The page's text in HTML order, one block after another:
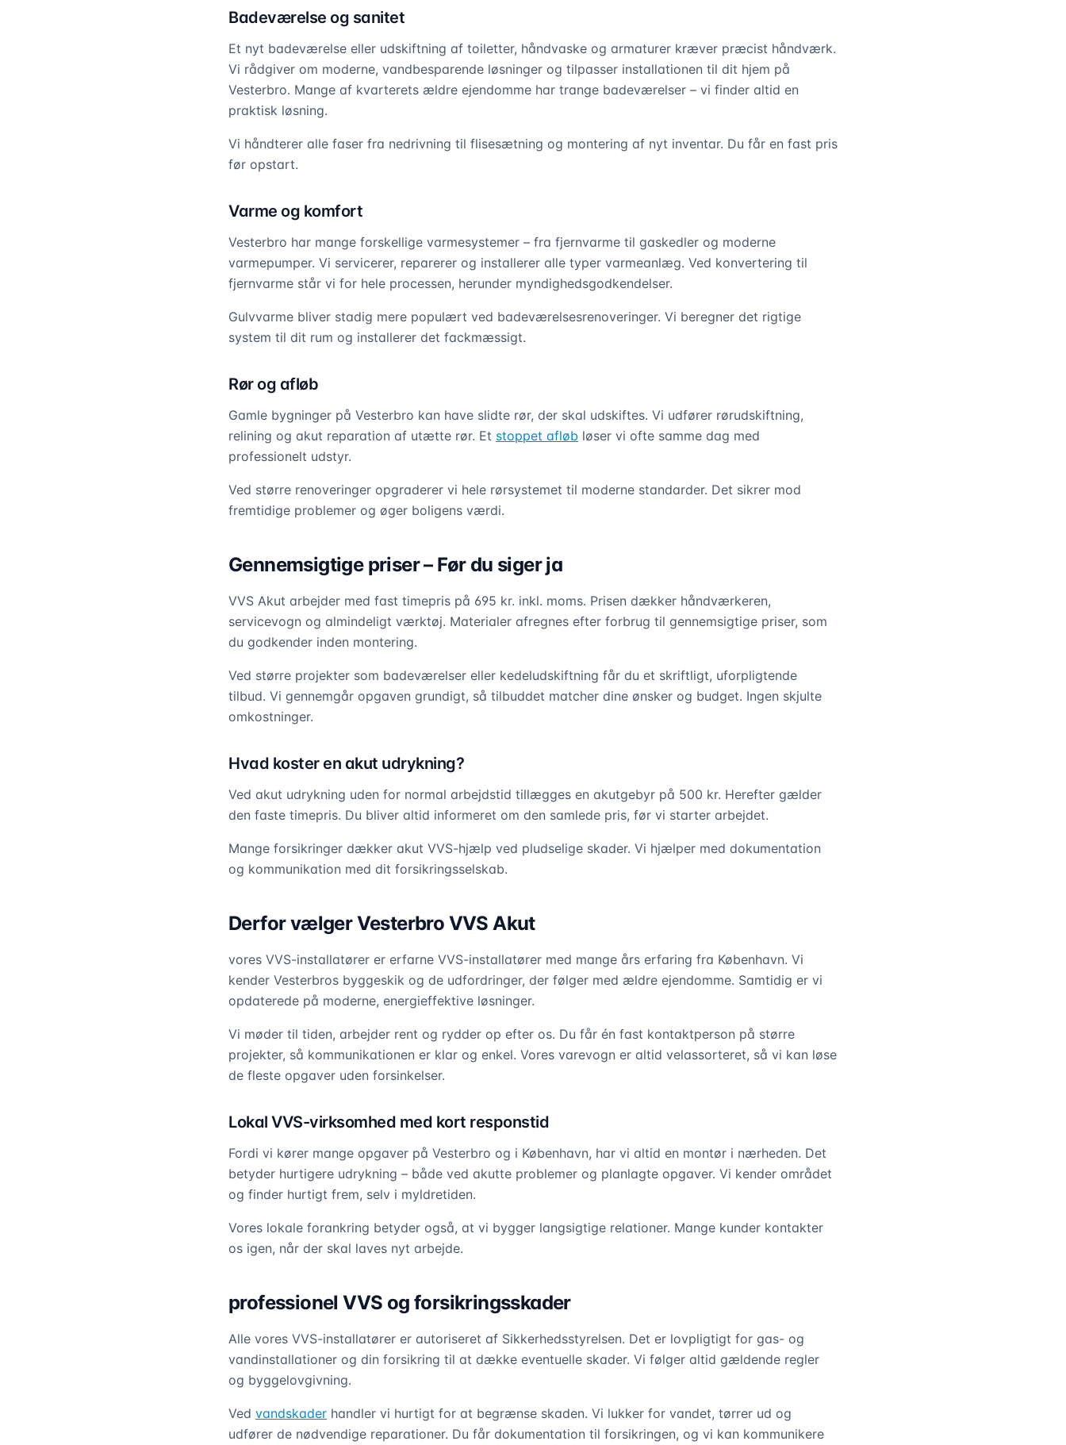
Badeværelse og sanitet
Et nyt badeværelse eller udskiftning af toiletter, håndvaske og armaturer kræver præcist håndværk.
Vi rådgiver om moderne, vandbesparende løsninger og tilpasser installationen til dit hjem på
Vesterbro. Mange af kvarterets ældre ejendomme har trange badeværelser – vi finder altid en
praktisk løsning.
Vi håndterer alle faser fra nedrivning til flisesætning og montering af nyt inventar. Du får en fast pris
før opstart.
Varme og komfort
Vesterbro har mange forskellige varmesystemer – fra fjernvarme til gaskedler og moderne
varmepumper. Vi servicerer, reparerer og installerer alle typer varmeanlæg. Ved konvertering til
fjernvarme står vi for hele processen, herunder myndighedsgodkendelser.
Gulvvarme bliver stadig mere populært ved badeværelsesrenoveringer. Vi beregner det rigtige
system til dit rum og installerer det fackmæssigt.
Rør og afløb
Gamle bygninger på Vesterbro kan have slidte rør, der skal udskiftes. Vi udfører rørudskiftning,
relining og akut reparation af utætte rør. Et stoppet afløb løser vi ofte samme dag med
professionelt udstyr.
Ved større renoveringer opgraderer vi hele rørsystemet til moderne standarder. Det sikrer mod
fremtidige problemer og øger boligens værdi.
Gennemsigtige priser – Før du siger ja
VVS Akut arbejder med fast timepris på 695 kr. inkl. moms. Prisen dækker håndværkeren,
servicevogn og almindeligt værktøj. Materialer afregnes efter forbrug til gennemsigtige priser, som
du godkender inden montering.
Ved større projekter som badeværelser eller kedeludskiftning får du et skriftligt, uforpligtende
tilbud. Vi gennemgår opgaven grundigt, så tilbuddet matcher dine ønsker og budget. Ingen skjulte
omkostninger.
Hvad koster en akut udrykning?
Ved akut udrykning uden for normal arbejdstid tillægges en akutgebyr på 500 kr. Herefter gælder
den faste timepris. Du bliver altid informeret om den samlede pris, før vi starter arbejdet.
Mange forsikringer dækker akut VVS-hjælp ved pludselige skader. Vi hjælper med dokumentation
og kommunikation med dit forsikringsselskab.
Derfor vælger Vesterbro VVS Akut
vores VVS-installatører er erfarne VVS-installatører med mange års erfaring fra København. Vi
kender Vesterbros byggeskik og de udfordringer, der følger med ældre ejendomme. Samtidig er vi
opdaterede på moderne, energieffektive løsninger.
Vi møder til tiden, arbejder rent og rydder op efter os. Du får én fast kontaktperson på større
projekter, så kommunikationen er klar og enkel. Vores varevogn er altid velassorteret, så vi kan løse
de fleste opgaver uden forsinkelser.
Lokal VVS-virksomhed med kort responstid
Fordi vi kører mange opgaver på Vesterbro og i København, har vi altid en montør i nærheden. Det
betyder hurtigere udrykning – både ved akutte problemer og planlagte opgaver. Vi kender området
og finder hurtigt frem, selv i myldretiden.
Vores lokale forankring betyder også, at vi bygger langsigtige relationer. Mange kunder kontakter
os igen, når der skal laves nyt arbejde.
professionel VVS og forsikringsskader
Alle vores VVS-installatører er autoriseret af Sikkerhedsstyrelsen. Det er lovpligtigt for gas- og
vandinstallationer og din forsikring til at dække eventuelle skader. Vi følger altid gældende regler
og byggelovgivning.
Ved vandskader handler vi hurtigt for at begrænse skaden. Vi lukker for vandet, tørrer ud og
udfører de nødvendige reparationer. Du får dokumentation til forsikringen, og vi kan kommunikere